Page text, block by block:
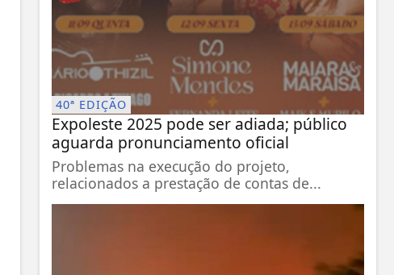
40ª EDIÇÃO
Expoleste 2025 pode ser adiada; público
aguarda pronunciamento oficial
Problemas na execução do projeto,
relacionados a prestação de contas de...